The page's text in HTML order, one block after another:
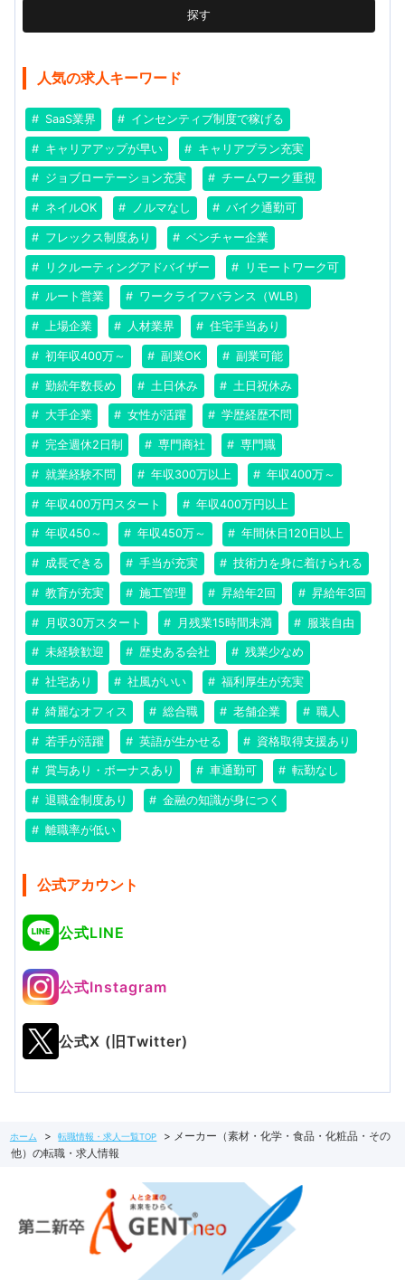
探す
人気の求人キーワード
SaaS業界 インセンティブ制度で稼げる
キャリアアップが早い キャリアプラン充実
ジョブローテーション充実 チームワーク重視
ネイルOK ノルマなし バイク通勤可
フレックス制度あり ベンチャー企業
リクルーティングアドバイザー リモートワーク可
ルート営業 ワークライフバランス（WLB）
上場企業 人材業界 住宅手当あり
初年収400万～ 副業OK 副業可能
勤続年数長め 土日休み 土日祝休み
大手企業 女性が活躍 学歴経歴不問
完全週休2日制 専門商社 専門職
就業経験不問 年収300万以上 年収400万～
年収400万円スタート 年収400万円以上
年収450～ 年収450万～ 年間休日120日以上
成長できる 手当が充実 技術力を身に着けられる
教育が充実 施工管理 昇給年2回 昇給年3回
月収30万スタート 月残業15時間未満 服装自由
未経験歓迎 歴史ある会社 残業少なめ
社宅あり 社風がいい 福利厚生が充実
綺麗なオフィス 総合職 老舗企業 職人
若手が活躍 英語が生かせる 資格取得支援あり
賞与あり・ボーナスあり 車通勤可 転勤なし
退職金制度あり 金融の知識が身につく
離職率が低い
公式アカウント
公式LINE
公式Instagram
公式X (旧Twitter)
ホーム 転職情報・求人一覧TOP
メーカー（素材・化学・食品・化粧品・その
他）の転職・求人情報